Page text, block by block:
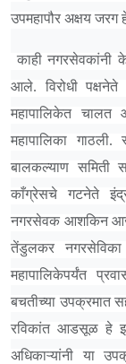
उपमहापौर अक्षय
काही नगरसेवकांनी
आले. विरोधी
महापालिकेत
महापालिका
बालकल्याण समिती
काँग्रेसचे गटनेते
नगरसेवक आशकिन
तेंडुलकर नगरसेविका
महापालिकेपर्यंत
बचतीच्या उपक्रमात
रविकांत आडसूळ हे
अधिकाऱ्यांनी या